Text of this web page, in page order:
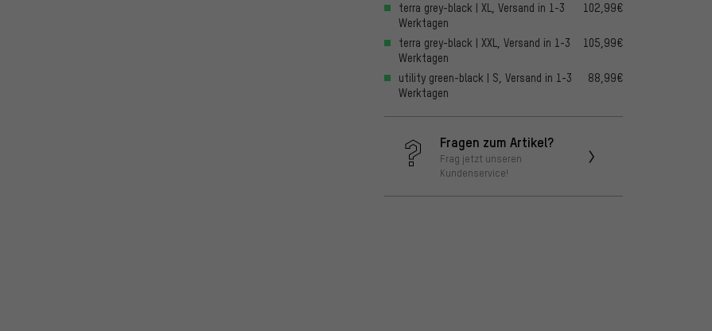
terra grey-black | XL, Versand in 1-3
Werktagen
102,99€
terra grey-black | XXL, Versand in 1-3
Werktagen
105,99€
utility green-black | S, Versand in 1-3
Werktagen
88,99€
Fragen zum Artikel?
Frag jetzt unseren
Kundenservice!